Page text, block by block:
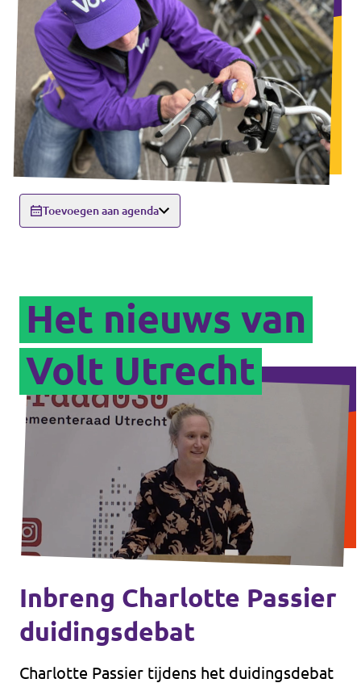
Toevoegen aan agenda
Het nieuws van
Volt Utrecht
Inbreng Charlotte Passier
duidingsdebat
Charlotte Passier tijdens het duidingsdebat